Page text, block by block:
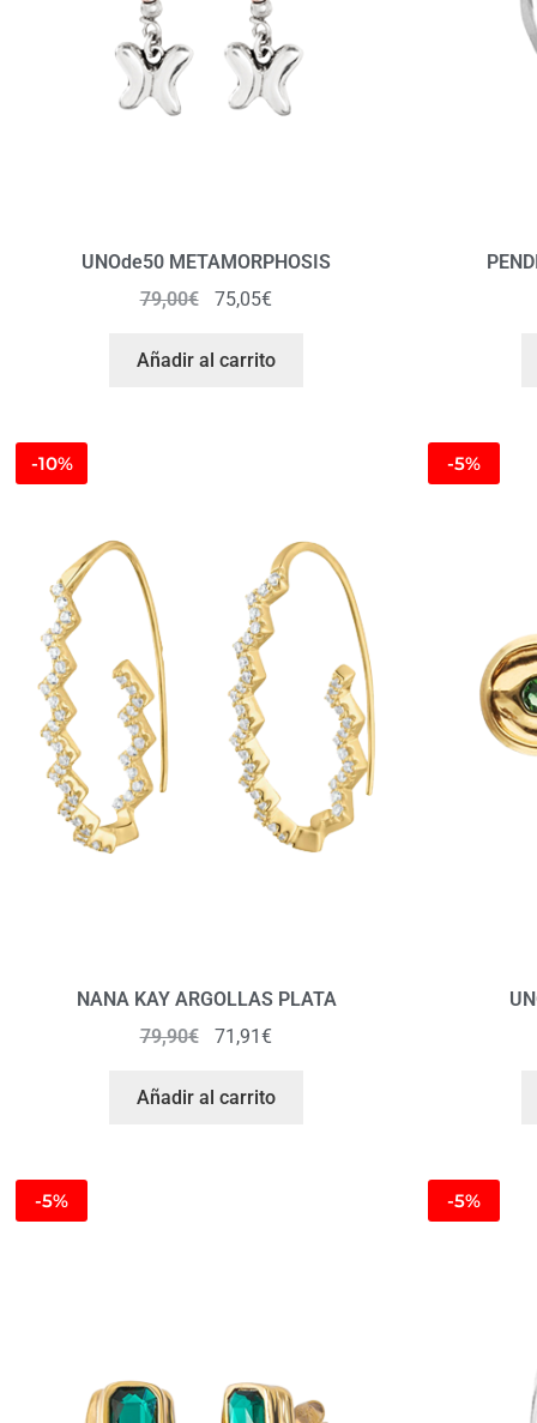
UNOde50 METAMORPHOSIS
79,00€ 75,05€
Añadir al carrito
-10%
NANA KAY ARGOLLAS PLATA
79,90€ 71,91€
Añadir al carrito
-5%
-5% -5%